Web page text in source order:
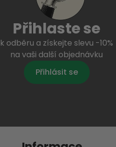
Přihlaste se
k odběru a získejte slevu -10%
na vaši další objednávku
Přihlásit se